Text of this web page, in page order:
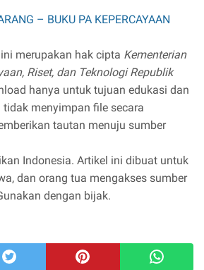
– BUKU PA KEPERCAYAAN
merupakan hak cipta Kementerian
Riset, dan Teknologi Republik
hanya untuk tujuan edukasi dan
menyimpan file secara
tautan menuju sumber
Indonesia. Artikel ini dibuat untuk
dan orang tua mengakses sumber
dengan bijak.